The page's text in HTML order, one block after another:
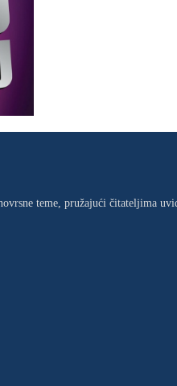
teme, pružajući čitateljima